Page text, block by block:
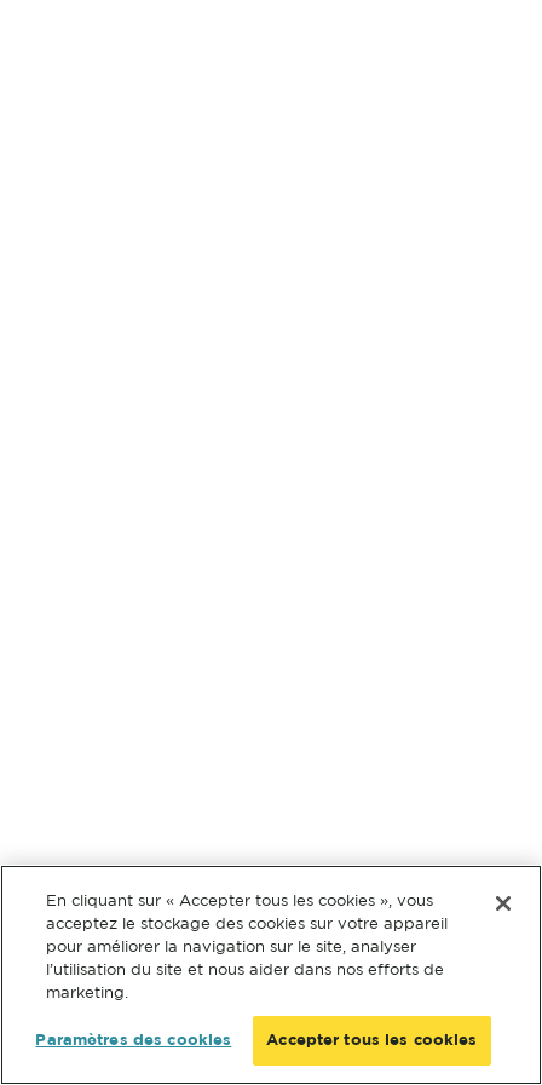
En cliquant sur « Accepter tous les cookies », vous
acceptez le stockage des cookies sur votre appareil
pour améliorer la navigation sur le site, analyser
l’utilisation du site et nous aider dans nos efforts de
marketing.
Paramètres des cookies Accepter tous les cookies